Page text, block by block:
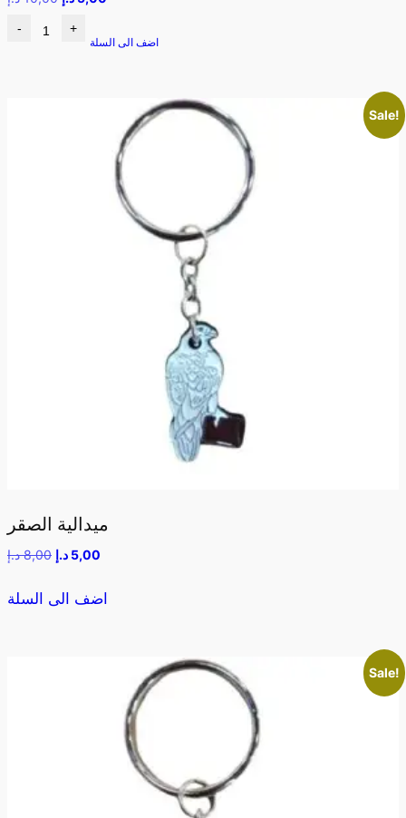
- +
اضف الى السلة
Sale!
ميدالية الصقر
8,00 د.إ 5,00 د.إ
اضف الى السلة
Sale!